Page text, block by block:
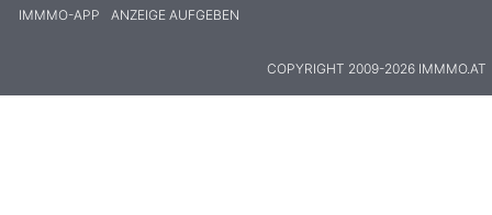
IMMMO-APP
ANZEIGE AUFGEBEN
COPYRIGHT 2009-2026 IMMMO.AT